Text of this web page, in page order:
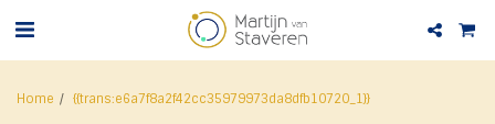
Home {{trans:e6a7f8a2f42cc35979973da8dfb10720_1}}